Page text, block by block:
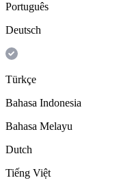
Português
Deutsch
Türkçe
Bahasa Indonesia
Bahasa Melayu
Dutch
Tiếng Việt